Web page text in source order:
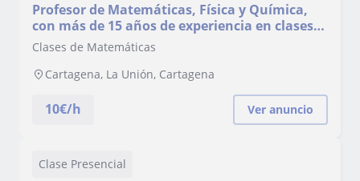
Profesor de Matemáticas, Física y Química,
con más de 15 años de experiencia en clases
de apoyo
Clases de Matemáticas
Cartagena, La Unión, Cartagena
10€/h Ver anuncio
Clase Presencial